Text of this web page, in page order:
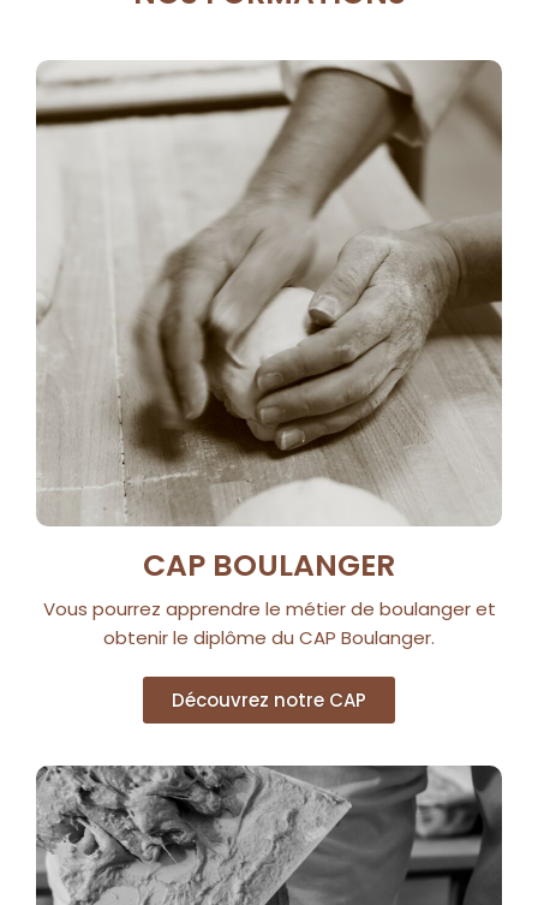
CAP BOULANGER
Vous pourrez apprendre le métier de boulanger et
obtenir le diplôme du CAP Boulanger.
Découvrez notre CAP